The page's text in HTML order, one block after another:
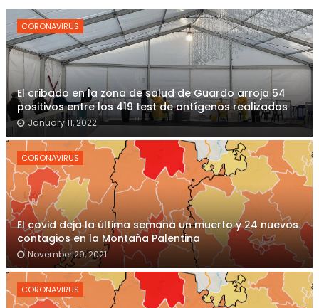
CORONAVIRUS
El cribado en la zona de salud de Guardo arroja 54
positivos entre los 419 test de antígenos realizados
January 11, 2022
CORONAVIRUS
El covid deja la última semana un muerto y 24 nuevos
contagios en la Montaña Palentina
November 29, 2021
CORONAVIRUS